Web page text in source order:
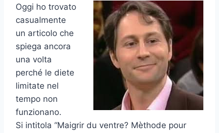
Oggi ho trovato
casualmente
un articolo che
spiega ancora
una volta
perché le diete
limitate nel
tempo non
funzionano.
Si intitola “Maigrir du ventre? Mèthode pour